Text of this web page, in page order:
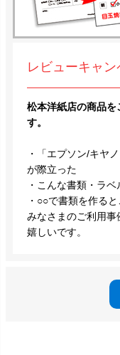
レビューキャン
松本洋紙店の商品を
す。
・「エプソン/キヤ
が際立った
・こんな書類・ラ
・○○で書類を作る
みなさまのご利用事
嬉しいです。